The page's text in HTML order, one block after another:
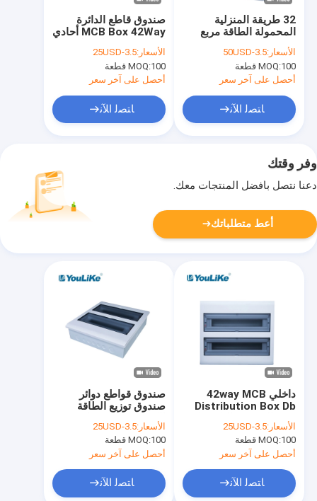
صندوق قاطع الدائرة
MCB Box 42Way أحادي
الطور مثبت على فلوش
الأسعار:3.5-25USD
MOQ:100 قطعة
أحصل على آخر سعر
ﺎﺘﺼﻟ ﺍﻶﻧ
32 طريقة المنزلية
المحمولة الطاقة مربع
موزع ماكب توزيع مربع
الإلكترونية
الأسعار:3.5-50USD
MOQ:100 قطعة
أحصل على آخر سعر
ﺎﺘﺼﻟ ﺍﻶﻧ
وفر وقتك
دعنا نتصل بأفضل المنتجات معك.
أعط متطلباتك
صندوق قواطع دوائر
صندوق توزيع الطاقة
طريقة في الأماكن
المغلقة
الأسعار:3.5-25USD
MOQ:100 قطعة
أحصل على آخر سعر
ﺎﺘﺼﻟ ﺍﻶﻧ
داخلي 42way MCB
Distribution Box Db
الكهربائية
الأسعار:3.5-25USD
MOQ:100 قطعة
أحصل على آخر سعر
ﺎﺘﺼﻟ ﺍﻶﻧ